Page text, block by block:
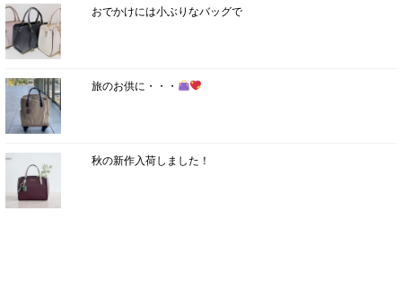
おでかけには小ぶりなバッグで
旅のお供に・・・
秋の新作入荷しました！